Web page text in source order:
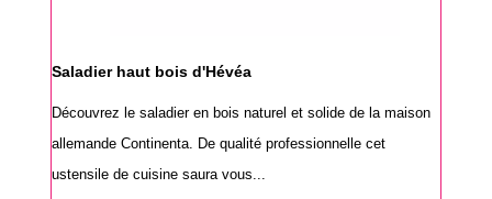
Saladier haut bois d'Hévéa
Découvrez le saladier en bois naturel et solide de la maison
allemande Continenta. De qualité professionnelle cet
ustensile de cuisine saura vous...